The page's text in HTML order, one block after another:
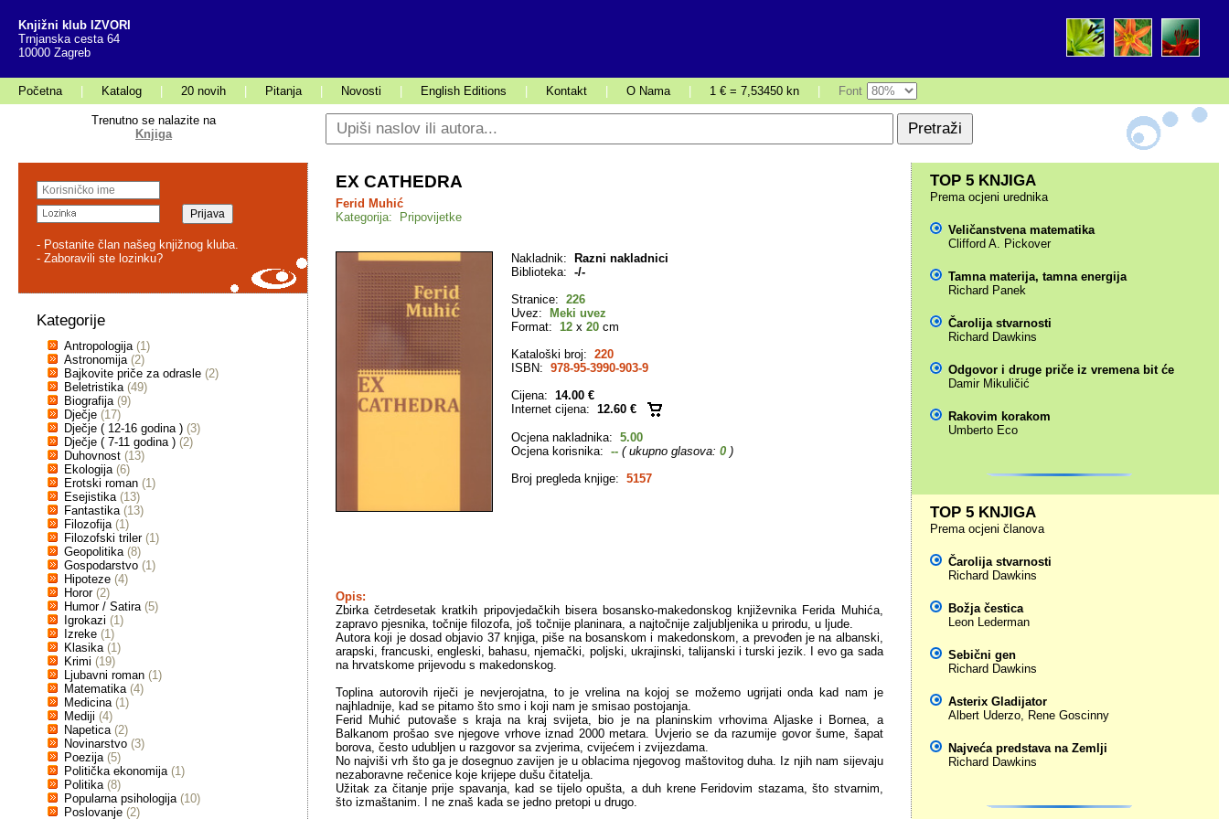
Knjižni klub IZVORI
Trnjanska cesta 64
10000 Zagreb
Početna Katalog 20 novih Pitanja Novosti English Editions Kontakt O Nama 1 € = 7,53450 kn Font
Trenutno se nalazite na
Knjiga
- Postanite član našeg knjižnog kluba.
- Zaboravili ste lozinku?
Kategorije
Antropologija (1)
Astronomija (2)
Bajkovite priče za odrasle (2)
Beletristika (49)
Biografija (9)
Dječje (17)
Dječje ( 12-16 godina ) (3)
Dječje ( 7-11 godina ) (2)
Duhovnost (13)
Ekologija (6)
Erotski roman (1)
Esejistika (13)
Fantastika (13)
Filozofija (1)
Filozofski triler (1)
Geopolitika (8)
Gospodarstvo (1)
Hipoteze (4)
Horor (2)
Humor / Satira (5)
Igrokazi (1)
Izreke (1)
Klasika (1)
Krimi (19)
Ljubavni roman (1)
Matematika (4)
Medicina (1)
Mediji (4)
Napetica (2)
Novinarstvo (3)
Poezija (5)
Politička ekonomija (1)
Politika (8)
Popularna psihologija (10)
Poslovanje (2)
EX CATHEDRA
Ferid Muhić
Kategorija: Pripovijetke
Nakladnik:
Razni nakladnici
Biblioteka: -/-
Stranice: 226
Uvez:
Meki uvez
Format: 12 x 20 cm
Kataloški broj: 220
ISBN: 978-95-3990-903-9
Cijena: 14.00 €
Internet cijena: 12.60 €
Ocjena nakladnika: 5.00
Ocjena korisnika: -- ( ukupno glasova: 0 )
Broj pregleda knjige: 5157
Opis:
Zbirka četrdesetak kratkih pripovjedačkih bisera bosansko-makedonskog književnika Ferida Muhića,
zapravo pjesnika, točnije filozofa, još točnije planinara, a najtočnije zaljubljenika u prirodu, u ljude.
Autora koji je dosad objavio 37 knjiga, piše na bosanskom i makedonskom, a prevođen je na albanski,
arapski, francuski, engleski, bahasu, njemački, poljski, ukrajinski, talijanski i turski jezik. I evo ga sada
na hrvatskome prijevodu s makedonskog.
Toplina autorovih riječi je nevjerojatna, to je vrelina na kojoj se možemo ugrijati onda kad nam je
najhladnije, kad se pitamo što smo i koji nam je smisao postojanja.
Ferid Muhić putovaše s kraja na kraj svijeta, bio je na planinskim vrhovima Aljaske i Bornea, a
Balkanom prošao sve njegove vrhove iznad 2000 metara. Uvjerio se da razumije govor šume, šapat
borova, često udubljen u razgovor sa zvjerima, cvijećem i zvijezdama.
No najviši vrh što ga je dosegnuo zavijen je u oblacima njegovog maštovitog duha. Iz njih nam sijevaju
nezaboravne rečenice koje krijepe dušu čitatelja.
Užitak za čitanje prije spavanja, kad se tijelo opušta, a duh krene Feridovim stazama, što stvarnim,
što izmaštanim. I ne znaš kada se jedno pretopi u drugo.
TOP 5 KNJIGA
Prema ocjeni urednika
Veličanstvena matematika
Clifford A. Pickover
Tamna materija, tamna energija
Richard Panek
Čarolija stvarnosti
Richard Dawkins
Odgovor i druge priče iz vremena bit će
Damir Mikuličić
Rakovim korakom
Umberto Eco
TOP 5 KNJIGA
Prema ocjeni članova
Čarolija stvarnosti
Richard Dawkins
Božja čestica
Leon Lederman
Sebični gen
Richard Dawkins
Asterix Gladijator
Albert Uderzo, Rene Goscinny
Najveća predstava na Zemlji
Richard Dawkins